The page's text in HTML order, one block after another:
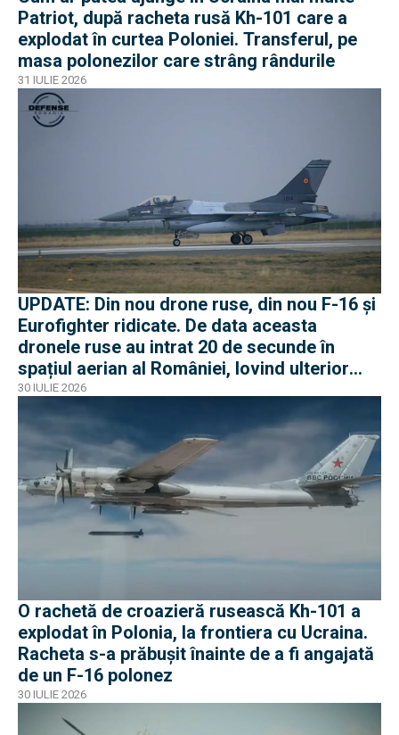
Patriot, după racheta rusă Kh-101 care a
explodat în curtea Poloniei. Transferul, pe
masa polonezilor care strâng rândurile
31 IULIE 2026
UPDATE: Din nou drone ruse, din nou F-16 și
Eurofighter ridicate. De data aceasta
dronele ruse au intrat 20 de secunde în
spațiul aerian al României, lovind ulterior
Ucraina
30 IULIE 2026
O rachetă de croazieră rusească Kh-101 a
explodat în Polonia, la frontiera cu Ucraina.
Racheta s-a prăbușit înainte de a fi angajată
de un F-16 polonez
30 IULIE 2026